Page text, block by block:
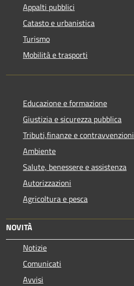
Appalti pubblici
Catasto e urbanistica
Turismo
Mobilità e trasporti
Educazione e formazione
Giustizia e sicurezza pubblica
Tributi,finanze e contravvenzioni
Ambiente
Salute, benessere e assistenza
Autorizzazioni
Agricoltura e pesca
NOVITÀ
Notizie
Comunicati
Avvisi